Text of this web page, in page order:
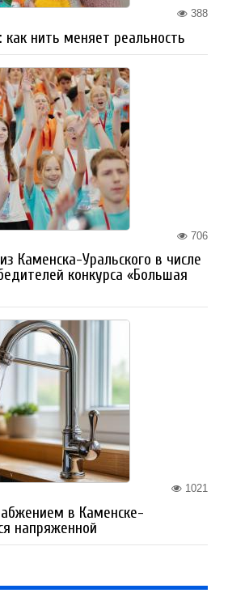
388
как нить меняет реальность
706
Каменска-Уральского в числе
конкурса «Большая
1021
в Каменске-
напряженной